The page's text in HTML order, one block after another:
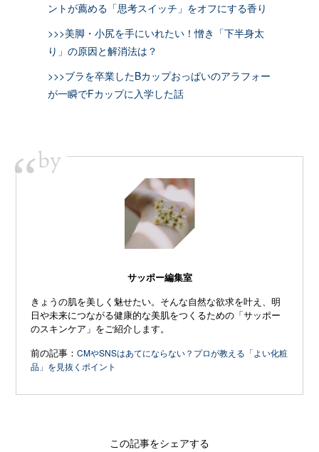
ントが薦める「思考スイッチ」をオフにする香り
>>>美脚・小尻を手にいれたい！憎き「下半身太
り」の原因と解消法は？
>>>ブラを卒業したBカップおっぱいのアラフォー
が一瞬でFカップに入学した話
“by
サッポー編集室
きょうの肌を美しく魅せたい。そんな自然な欲求を叶え、明
日や未来につながる健康的な美肌をつくるための「サッポー
のスキンケア」をご紹介します。
前の記事：CMやSNSはあてにならない？プロが教える「よい化粧
品」を見抜くポイント
この記事をシェアする